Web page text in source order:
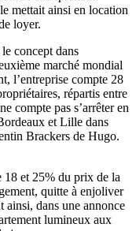
mettait ainsi en location
loyer.
concept dans
marché mondial
l’entreprise compte 28
répartis entre
compte pas s’arrêter en
et Lille dans
Brackers de Hugo.
18 et 25% du prix de la
quitte à enjoliver
ainsi, dans une annonce
lumineux aux